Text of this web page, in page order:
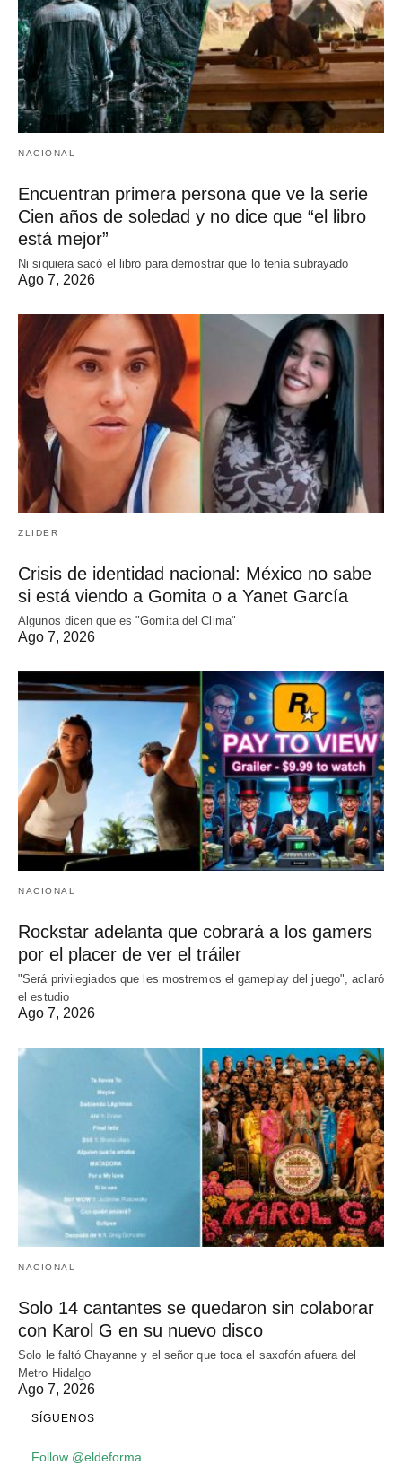
NACIONAL
Encuentran primera persona que ve la serie
Cien años de soledad y no dice que “el libro
está mejor”
Ni siquiera sacó el libro para demostrar que lo tenía subrayado
Ago 7, 2026
ZLIDER
Crisis de identidad nacional: México no sabe
si está viendo a Gomita o a Yanet García
Algunos dicen que es "Gomita del Clima"
Ago 7, 2026
NACIONAL
Rockstar adelanta que cobrará a los gamers
por el placer de ver el tráiler
"Será privilegiados que les mostremos el gameplay del juego", aclaró
el estudio
Ago 7, 2026
NACIONAL
Solo 14 cantantes se quedaron sin colaborar
con Karol G en su nuevo disco
Solo le faltó Chayanne y el señor que toca el saxofón afuera del
Metro Hidalgo
Ago 7, 2026
SÍGUENOS
Follow @eldeforma